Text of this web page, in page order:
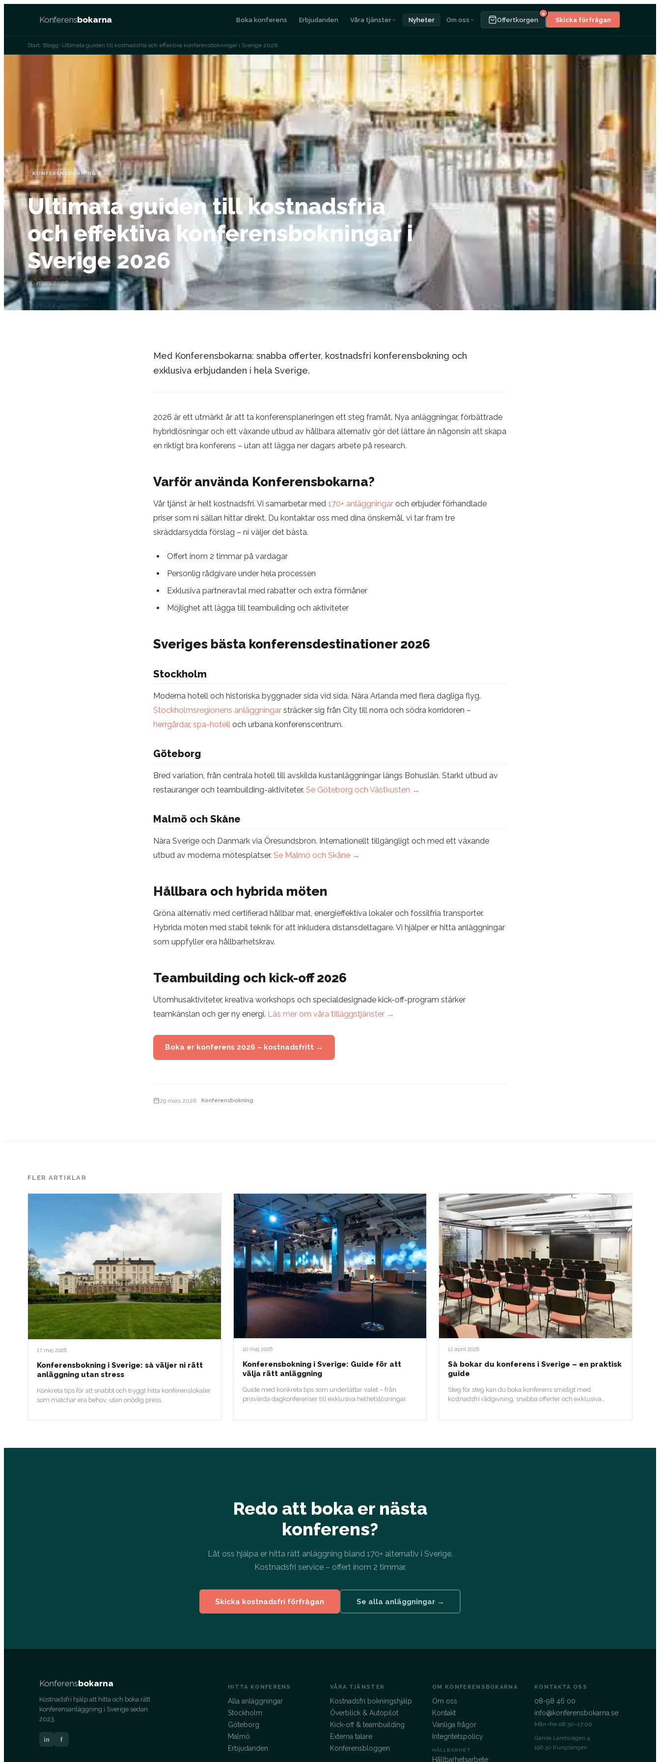
Konferensbokarna Boka konferens Erbjudanden Våra tjänster Nyheter Om oss Offertkorgen
0
Skicka förfrågan
Start Blogg Ultimata guiden till kostnadsfria och effektiva konferensbokningar i Sverige 2026
KONFERENSBOKNING
Ultimata guiden till kostnadsfria
och effektiva konferensbokningar i
Sverige 2026
29 mars 2026
Med Konferensbokarna: snabba offerter, kostnadsfri konferensbokning och
exklusiva erbjudanden i hela Sverige.
2026 är ett utmärkt år att ta konferensplaneringen ett steg framåt. Nya anläggningar, förbättrade
hybridlösningar och ett växande utbud av hållbara alternativ gör det lättare än någonsin att skapa
en riktigt bra konferens – utan att lägga ner dagars arbete på research.
Varför använda Konferensbokarna?
Vår tjänst är helt kostnadsfri. Vi samarbetar med 170+ anläggningar och erbjuder förhandlade
priser som ni sällan hittar direkt. Du kontaktar oss med dina önskemål, vi tar fram tre
skräddarsydda förslag – ni väljer det bästa.
Offert inom 2 timmar på vardagar
Personlig rådgivare under hela processen
Exklusiva partneravtal med rabatter och extra förmåner
Möjlighet att lägga till teambuilding och aktiviteter
Sveriges bästa konferensdestinationer 2026
Stockholm
Moderna hotell och historiska byggnader sida vid sida. Nära Arlanda med flera dagliga flyg.
Stockholmsregionens anläggningar sträcker sig från City till norra och södra korridoren –
herrgårdar, spa-hotell och urbana konferenscentrum.
Göteborg
Bred variation, från centrala hotell till avskilda kustanläggningar längs Bohuslän. Starkt utbud av
restauranger och teambuilding-aktiviteter. Se Göteborg och Västkusten →
Malmö och Skåne
Nära Sverige och Danmark via Öresundsbron. Internationellt tillgängligt och med ett växande
utbud av moderna mötesplatser. Se Malmö och Skåne →
Hållbara och hybrida möten
Gröna alternativ med certifierad hållbar mat, energieffektiva lokaler och fossilfria transporter.
Hybrida möten med stabil teknik för att inkludera distansdeltagare. Vi hjälper er hitta anläggningar
som uppfyller era hållbarhetskrav.
Teambuilding och kick-off 2026
Utomhusaktiviteter, kreativa workshops och specialdesignade kick-off-program stärker
teamkänslan och ger ny energi. Läs mer om våra tilläggstjänster →
Boka er konferens 2026 – kostnadsfritt →
29 mars 2026 Konferensbokning
FLER ARTIKLAR
17 maj 2026
Konferensbokning i Sverige: så väljer ni rätt
anläggning utan stress
Konkreta tips för att snabbt och tryggt hitta konferenslokaler
som matchar era behov, utan onödig press.
10 maj 2026
Konferensbokning i Sverige: Guide för att
välja rätt anläggning
Guide med konkreta tips som underlättar valet – från
prisvärda dagkonferenser till exklusiva helhetslösningar.
12 april 2026
Så bokar du konferens i Sverige – en praktisk
guide
Steg för steg kan du boka konferens smidigt med
kostnadsfri rådgivning, snabba offerter och exklusiva
Redo att boka er nästa
konferens?
Låt oss hjälpa er hitta rätt anläggning bland 170+ alternativ i Sverige.
Kostnadsfri service – offert inom 2 timmar.
Skicka kostnadsfri förfrågan Se alla anläggningar →
Konferensbokarna
Kostnadsfri hjälp att hitta och boka rätt
konferensanläggning i Sverige sedan
2023.
in f
HITTA KONFERENS
Alla anläggningar
Stockholm
Göteborg
Malmö
Erbjudanden
VÅRA TJÄNSTER
Kostnadsfri bokningshjälp
Överblick & Autopilot
Kick-off & teambuilding
Externa talare
Konferensbloggen
OM KONFERENSBOKARNA
Om oss
Kontakt
Vanliga frågor
Integritetspolicy
HÅLLBARHET
Hållbarhetsarbete
KONTAKTA OSS
08-98 46 00
info@konferensbokarna.se
Mån–fre 08:30–17:00
Gamla Landsvägen 4
196 30 Kungsängen